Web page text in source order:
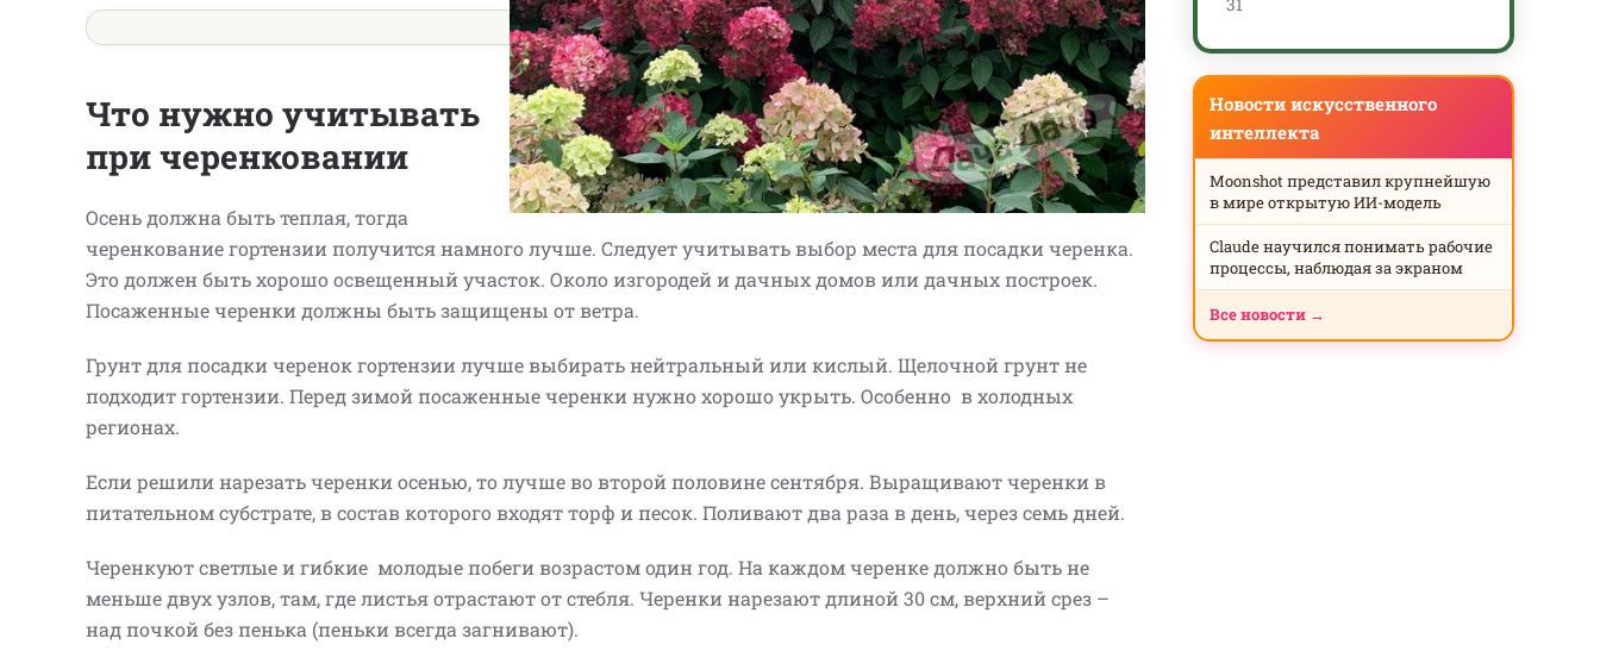
Что нужно учитывать
при черенковании
Осень должна быть теплая, тогда
черенкование гортензии получится намного лучше. Следует учитывать выбор места для посадки черенка.
Это должен быть хорошо освещенный участок. Около изгородей и дачных домов или дачных построек.
Посаженные черенки должны быть защищены от ветра.
Грунт для посадки черенок гортензии лучше выбирать нейтральный или кислый. Щелочной грунт не
подходит гортензии. Перед зимой посаженные черенки нужно хорошо укрыть. Особенно в холодных
регионах.
Если решили нарезать черенки осенью, то лучше во второй половине сентября. Выращивают черенки в
питательном субстрате, в состав которого входят торф и песок. Поливают два раза в день, через семь дней.
Черенкуют светлые и гибкие молодые побеги возрастом один год. На каждом черенке должно быть не
меньше двух узлов, там, где листья отрастают от стебля. Черенки нарезают длиной 30 см, верхний срез –
над почкой без пенька (пеньки всегда загнивают).
Новости искусственного
интеллекта
Moonshot представил крупнейшую
в мире открытую ИИ-модель
Claude научился понимать рабочие
процессы, наблюдая за экраном
Все новости →